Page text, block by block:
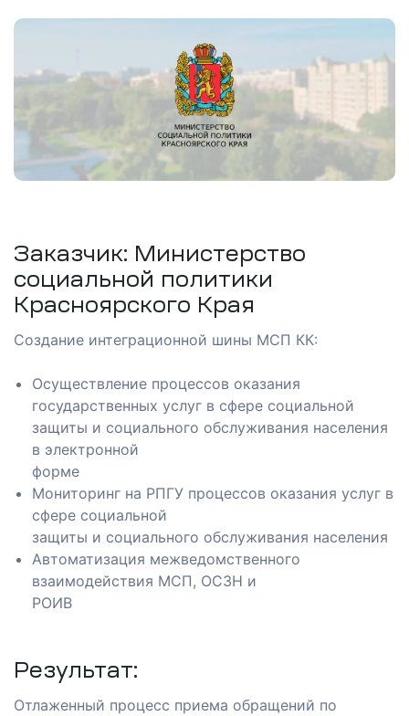
Заказчик: Министерство
социальной политики
Красноярского Края
Создание интеграционной шины МСП КК:
Осуществление процессов оказания
государственных услуг в сфере социальной
защиты и социального обслуживания населения
в электронной
форме
Мониторинг на РПГУ процессов оказания услуг в
сфере социальной
защиты и социального обслуживания населения
Автоматизация межведомственного
взаимодействия МСП, ОСЗН и
РОИВ
Результат:
Отлаженный процесс приема обращений по